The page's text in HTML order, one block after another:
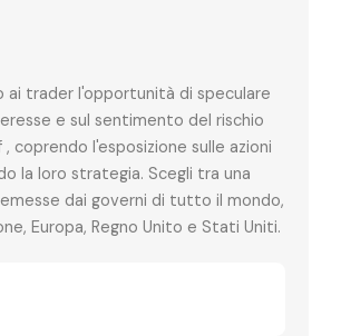
ai trader l'opportunità di speculare
e sul sentimento del rischio
coprendo l'esposizione sulle azioni
la loro strategia. Scegli tra una
dai governi di tutto il mondo,
Europa, Regno Unito e Stati Uniti.